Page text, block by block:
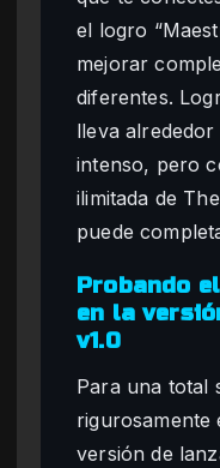
el logro
mejorar
diferentes.
lleva
intenso, pero
ilimitada de
puede
Probando
en la
v1.0
Para una total
rigurosamente
versión de